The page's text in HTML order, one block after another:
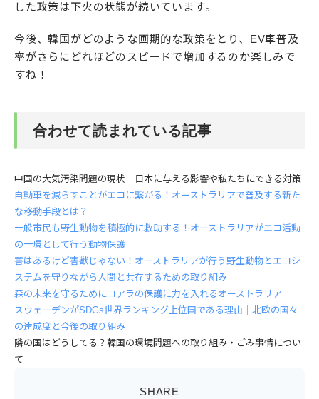
した政策は下火の状態が続いています。
今後、韓国がどのような画期的な政策をとり、EV車普及
率がさらにどれほどのスピードで増加するのか楽しみで
すね！
合わせて読まれている記事
中国の大気汚染問題の現状｜日本に与える影響や私たちにできる対策
自動車を減らすことがエコに繋がる！オーストラリアで普及する新た
な移動手段とは？
一般市民も野生動物を積極的に救助する！オーストラリアがエコ活動
の一環として行う動物保護
害はあるけど害獣じゃない！オーストラリアが行う野生動物とエコシ
ステムを守りながら人間と共存するための取り組み
森の未来を守るためにコアラの保護に力を入れるオーストラリア
スウェーデンがSDGs世界ランキング上位国である理由｜北欧の国々
の達成度と今後の取り組み
隣の国はどうしてる？韓国の環境問題への取り組み・ごみ事情につい
て
SHARE